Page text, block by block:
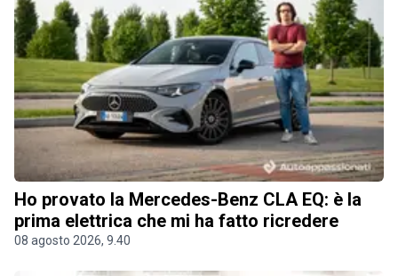
Ho provato la Mercedes-Benz CLA EQ: è la
prima elettrica che mi ha fatto ricredere
08 agosto 2026, 9.40